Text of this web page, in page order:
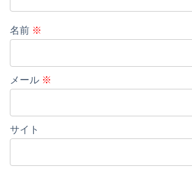
名前 ※
メール ※
サイト